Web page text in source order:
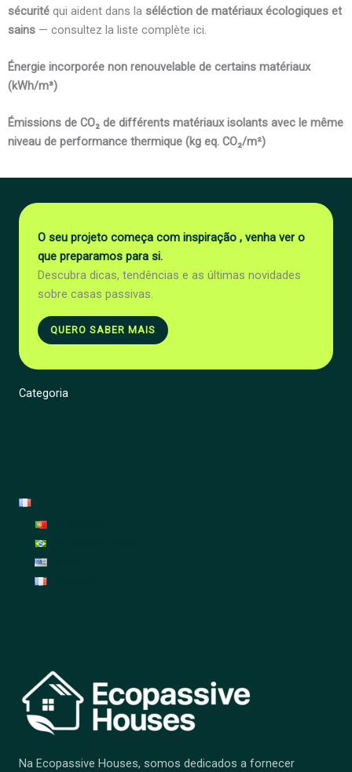
sécurité qui aident dans la séléction de matériaux écologiques et
sains — consultez la liste complète ici.
Énergie incorporée non renouvelable de certains matériaux
(kWh/m³)
Émissions de CO₂ de différents matériaux isolants avec le même
niveau de performance thermique (kg eq. CO₂/m²)
O seu projeto começa com inspiração , venha ver o
que preparamos para si.
Descubra dicas, tendências e as últimas novidades
sobre casas passivas.
QUERO SABER MAIS
Categoria
Na Ecopassive Houses, somos dedicados a fornecer